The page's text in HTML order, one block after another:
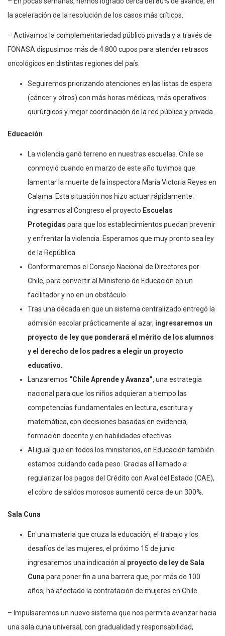
la aceleración de la resolución de los casos más críticos.
– Activamos la complementariedad público privada y a través de
FONASA dispusimos más de 4.800 cupos para atender retrasos
oncológicos en distintas regiones del país.
Seguiremos priorizando atenciones en las listas de espera
(cáncer y otros) con más horas médicas, más operativos
quirúrgicos y mejor coordinación de la red pública y privada.
Educación
La violencia ganó terreno en nuestras escuelas. Chile se
conmovió cuando en marzo de este año tuvimos que
lamentar la muerte de la inspectora María Victoria Reyes en
Calama. Esta situación nos hizo actuar rápidamente:
ingresamos al Congreso el proyecto Escuelas
Protegidas para que los establecimientos puedan prevenir
y enfrentar la violencia. Esperamos que muy pronto sea ley
de la República.
Conformaremos el Consejo Nacional de Directores por
Chile, para convertir al Ministerio de Educación en un
facilitador y no en un obstáculo.
Tras una década en que un sistema centralizado entregó la
admisión escolar prácticamente al azar, ingresaremos un
proyecto de ley que ponderará el mérito de los alumnos
y el derecho de los padres a elegir un proyecto
educativo.
Lanzaremos “Chile Aprende y Avanza”, una estrategia
nacional para que los niños adquieran a tiempo las
competencias fundamentales en lectura, escritura y
matemática, con decisiones basadas en evidencia,
formación docente y en habilidades efectivas.
Al igual que en todos los ministerios, en Educación también
estamos cuidando cada peso. Gracias al llamado a
regularizar los pagos del Crédito con Aval del Estado (CAE),
el cobro de saldos morosos aumentó cerca de un 300%.
Sala Cuna
En una materia que cruza la educación, el trabajo y los
desafíos de las mujeres, el próximo 15 de junio
ingresaremos una indicación al proyecto de ley de Sala
Cuna para poner fin a una barrera que, por más de 100
años, ha afectado la contratación de mujeres en Chile.
– Impulsaremos un nuevo sistema que nos permita avanzar hacia
una sala cuna universal, con gradualidad y responsabilidad,